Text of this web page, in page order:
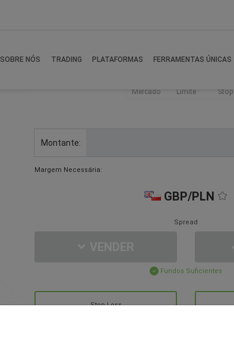
SOBRE NÓS TRADING PLATAFORMAS FERRAMENTAS ÚNICAS
Mercado Limite Stop
Montante:
Margem Necessária:
GBP/PLN
Spread
Fundos Suficientes
Stop Loss